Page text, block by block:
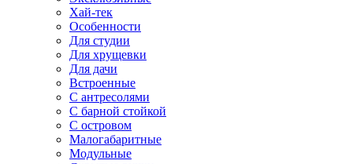
Хай-тек
Особенности
Для студии
Для хрущевки
Для дачи
Встроенные
С антресолями
С барной стойкой
С островом
Малогабаритные
Модульные